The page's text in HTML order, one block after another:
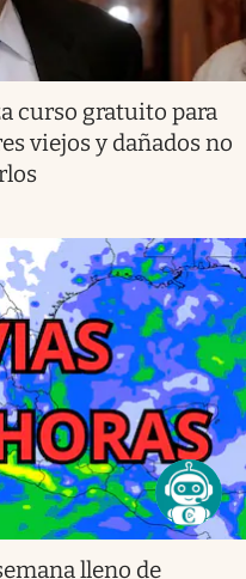
curso gratuito para
viejos y dañados no
lleno de